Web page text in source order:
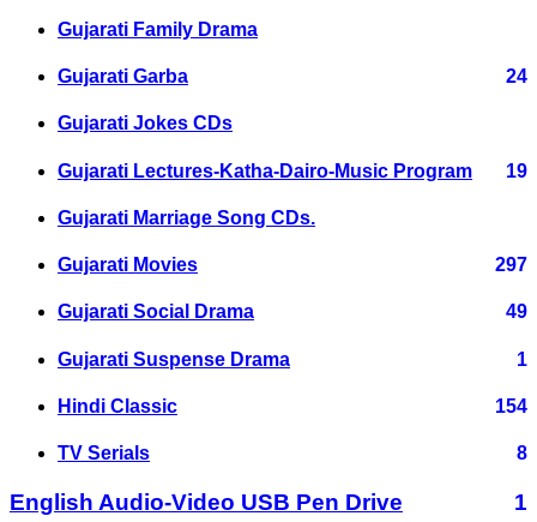
Gujarati Family Drama
Gujarati Garba 24
Gujarati Jokes CDs
Gujarati Lectures-Katha-Dairo-Music Program 19
Gujarati Marriage Song CDs.
Gujarati Movies 297
Gujarati Social Drama 49
Gujarati Suspense Drama 1
Hindi Classic 154
TV Serials 8
English Audio-Video USB Pen Drive
1